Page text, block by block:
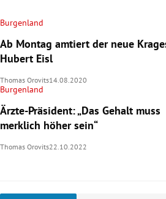
Burgenland
Ab Montag amtiert der neue
Hubert Eisl
Thomas Orovits14.08.2020
Burgenland
Ärzte-Präsident: „Das Gehalt muss
merklich höher sein“
Thomas Orovits22.10.2022